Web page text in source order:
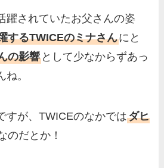
躍されていたお父さんの姿
するTWICEのミナさんにと
の影響 として少なからずあっ
。
すが、TWICEのなかではダヒ
のだとか！